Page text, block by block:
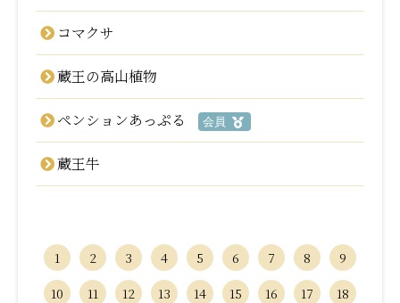
コマクサ
蔵王の高山植物
ペンションあっぷる 会員
蔵王牛
1 2 3 4 5 6 7 8
9
10
11 12 13 14 15 16 17
18